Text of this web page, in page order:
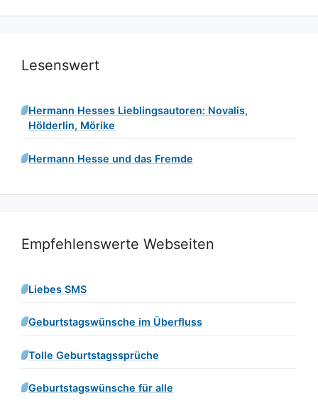
Lesenswert
Hermann Hesses Lieblingsautoren: Novalis,
Hölderlin, Mörike
Hermann Hesse und das Fremde
Empfehlenswerte Webseiten
Liebes SMS
Geburtstagswünsche im Überfluss
Tolle Geburtstagssprüche
Geburtstagswünsche für alle